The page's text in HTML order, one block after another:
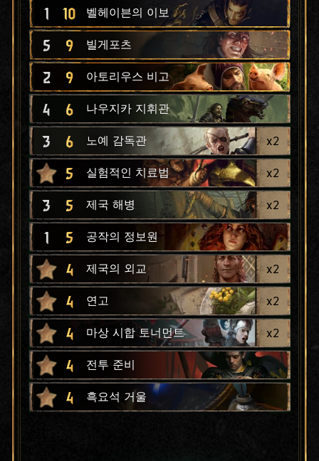
1 10 벨헤이븐의 이보
5 9 빌게포츠
2 9 아토리우스 비고
4 6 나우지카 지휘관
3 6 노예 감독관 x2
5 실험적인 치료법 x2
3 5 제국 해병 x2
1 5 공작의 정보원
4 제국의 외교 x2
4 연고 x2
4 마상 시합 토너먼트 x2
4 전투 준비
4 흑요석 거울